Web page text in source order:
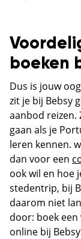
boeken
Dus is jouw
zit je bij Bebsy
aanbod reizen.
gaan als je
leren kennen.
dan voor een
ook wil en hoe
stedentrip, bij
daarom niet
door: boek
online bij